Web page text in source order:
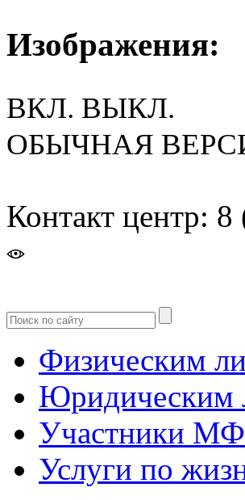
Изображения:
ВКЛ. ВЫКЛ.
ОБЫЧНАЯ
Контакт центр:
Физическим
Юридическим
Участники
Услуги по